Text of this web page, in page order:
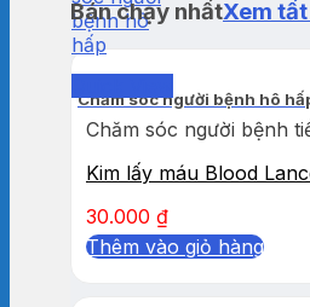
Chăm sóc người bệnh hô
Bán chạy nhấtXem
Chăm sóc người bệnh
Kim lấy máu Blood
30.000 ₫
Thêm vào giỏ hàng